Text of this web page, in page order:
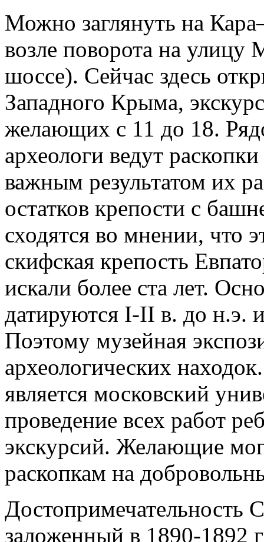
Можно заглянуть на
возле поворота на улицу
шоссе). Сейчас здесь
Западного Крыма,
желающих с 11 до 18.
археологи ведут
важным результатом их
остатков крепости с
сходятся во мнении, что
скифская крепость
искали более ста лет.
датируются I-II в. до н.э.
Поэтому музейная
археологических
является московский
проведение всех работ
экскурсий. Желающие
раскопкам на
Достопримечательность
заложенный в 1890-1892